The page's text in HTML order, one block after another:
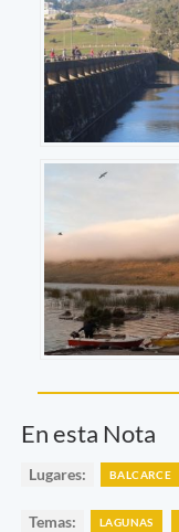
En esta Nota
Lugares: BALCARCE
Temas: LAGUNAS